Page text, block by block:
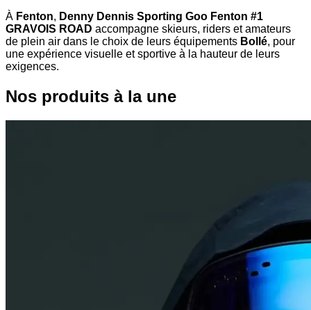
À Fenton, Denny Dennis Sporting Goo Fenton #1
GRAVOIS ROAD accompagne skieurs, riders et amateurs
de plein air dans le choix de leurs équipements Bollé, pour
une expérience visuelle et sportive à la hauteur de leurs
exigences.
Nos produits à la une